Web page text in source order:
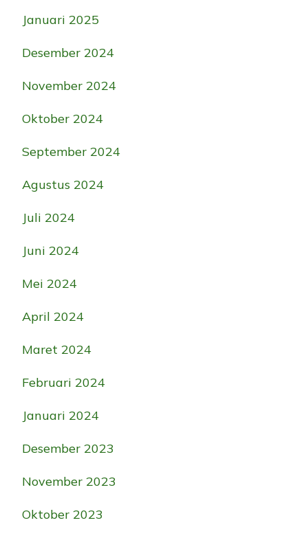
Januari 2025
Desember 2024
November 2024
Oktober 2024
September 2024
Agustus 2024
Juli 2024
Juni 2024
Mei 2024
April 2024
Maret 2024
Februari 2024
Januari 2024
Desember 2023
November 2023
Oktober 2023